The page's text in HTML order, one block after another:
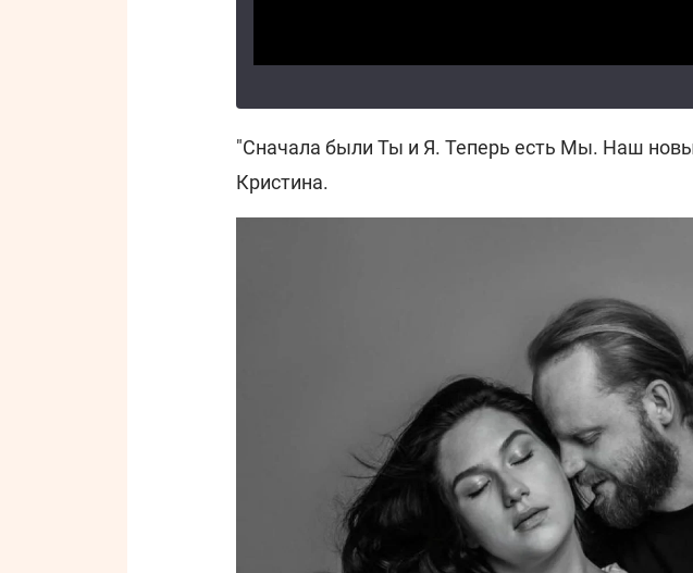
"Сначала были Ты и Я. Теперь есть Мы. Наш
Кристина.